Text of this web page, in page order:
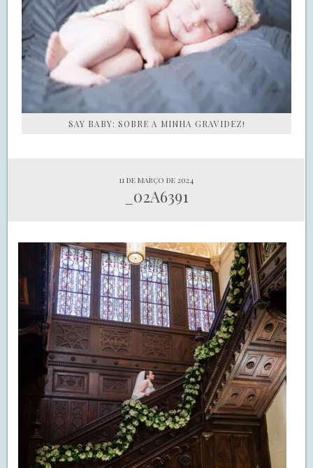
SAY BABY: SOBRE A MINHA GRAVIDEZ!
11 de março de 2024
_02A6391